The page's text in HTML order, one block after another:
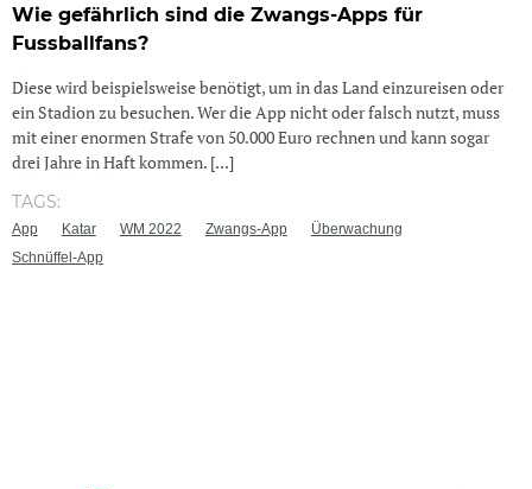
Wie gefährlich sind die Zwangs-Apps für
Fussballfans?
Diese wird beispielsweise benötigt, um in das Land einzureisen oder
ein Stadion zu besuchen. Wer die App nicht oder falsch nutzt, muss
mit einer enormen Strafe von 50.000 Euro rechnen und kann sogar
drei Jahre in Haft kommen. [...]
TAGS:
App Katar WM 2022 Zwangs-App
Überwachung
Schnüffel-App